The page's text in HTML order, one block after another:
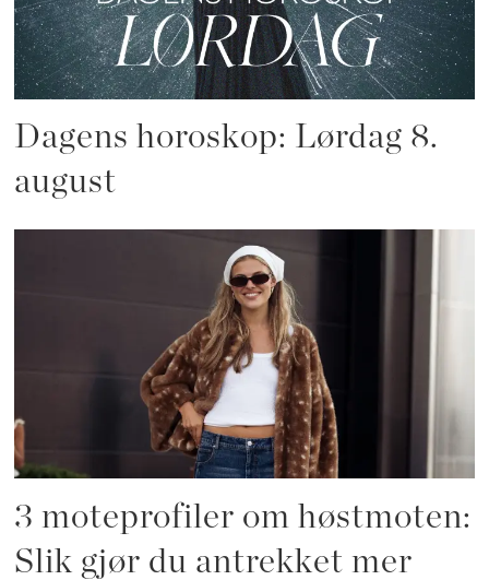
Dagens horoskop: Lørdag 8.
august
3 moteprofiler om høstmoten:
Slik gjør du antrekket mer